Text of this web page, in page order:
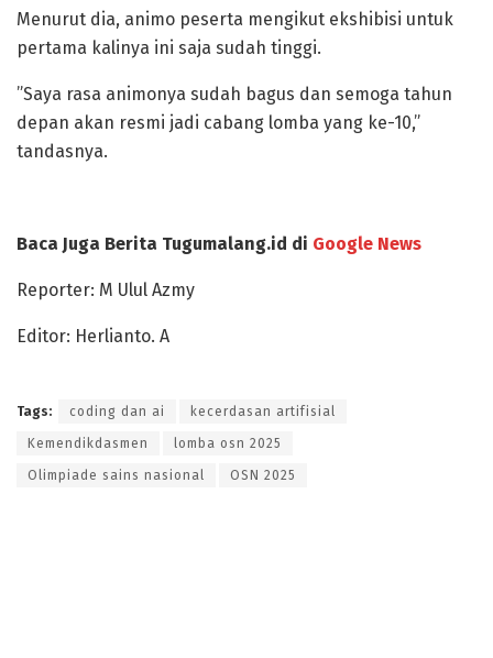
Menurut dia, animo peserta mengikut ekshibisi untuk
pertama kalinya ini saja sudah tinggi.
”Saya rasa animonya sudah bagus dan semoga tahun
depan akan resmi jadi cabang lomba yang ke-10,”
tandasnya.
Baca Juga Berita Tugumalang.id di Google News
Reporter: M Ulul Azmy
Editor: Herlianto. A
Tags: coding dan ai kecerdasan artifisial
Kemendikdasmen lomba osn 2025
Olimpiade sains nasional OSN 2025